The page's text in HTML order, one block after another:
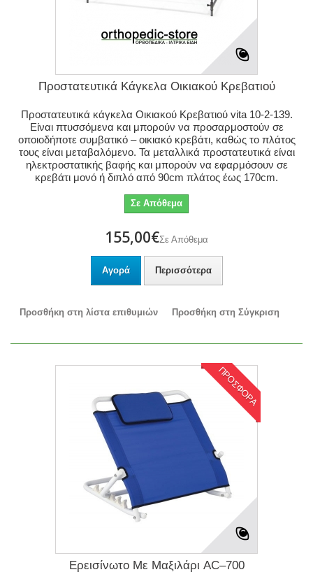
Προστατευτικά Κάγκελα Οικιακού Κρεβατιού
Προστατευτικά κάγκελα Οικιακού Κρεβατιού vita 10-2-139.
Είναι πτυσσόμενα και μπορούν να προσαρμοστούν σε
οποιοδήποτε συμβατικό – οικιακό κρεβάτι, καθώς το πλάτος
τους είναι μεταβαλόμενο. Τα μεταλλικά προστατευτικά είναι
ηλεκτροστατικής βαφής και μπορούν να εφαρμόσουν σε
κρεβάτι μονό ή διπλό από 90cm πλάτος έως 170cm.
Σε Απόθεμα
155,00€Σε Απόθεμα
Αγορά Περισσότερα
Προσθήκη στη λίστα επιθυμιών Προσθήκη στη Σύγκριση
ΠΡΟΣΦΟΡΑ
Ερεισίνωτο Με Μαξιλάρι AC–700